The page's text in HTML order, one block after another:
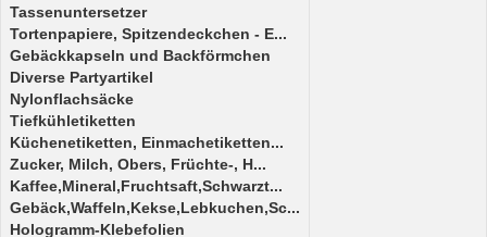
Tassenuntersetzer
Tortenpapiere, Spitzendeckchen - E...
Gebäckkapseln und Backförmchen
Diverse Partyartikel
Nylonflachsäcke
Tiefkühletiketten
Küchenetiketten, Einmachetiketten...
Zucker, Milch, Obers, Früchte-, H...
Kaffee,Mineral,Fruchtsaft,Schwarzt...
Gebäck,Waffeln,Kekse,Lebkuchen,Sc...
Hologramm-Klebefolien